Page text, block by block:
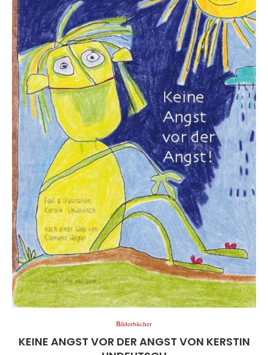
Bilderbücher
KEINE ANGST VOR DER ANGST VON KERSTIN